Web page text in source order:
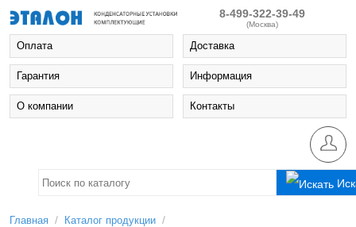
8-499-322-39-49
(Москва)
Оплата Доставка
Гарантия Информация
О компании Контакты
Главная / Каталог продукции /